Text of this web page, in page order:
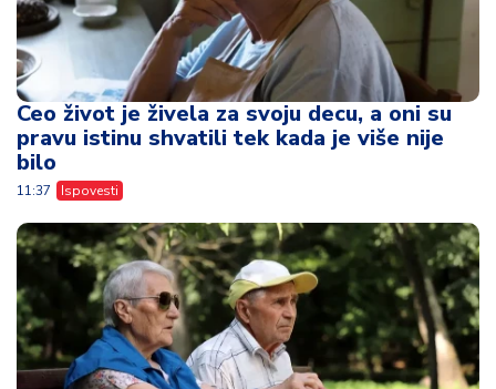
Ceo život je živela za svoju decu, a oni su
pravu istinu shvatili tek kada je više nije
bilo
11:37 Ispovesti